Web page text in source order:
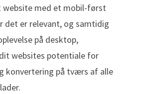
med et mobil-først
det er relevant, og samtidig
på desktop,
websites potentiale for
konvertering på tværs af alle